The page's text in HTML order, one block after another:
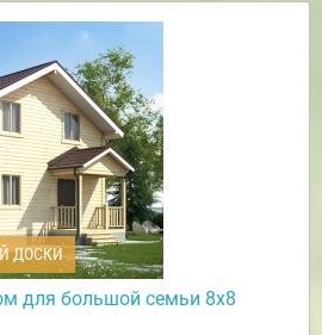
ДОСКИ
для большой семьи 8х8